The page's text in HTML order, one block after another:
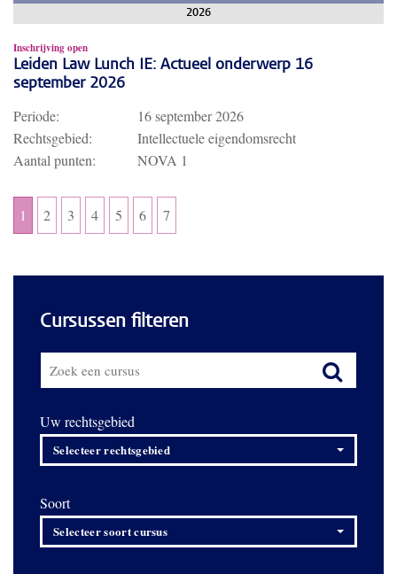
2026
Inschrijving open
Leiden Law Lunch IE: Actueel onderwerp 16
september 2026
Periode:
16 september 2026
Rechtsgebied:
Intellectuele eigendomsrecht
Aantal punten:
NOVA 1
1 2 3 4 5 6 7
Cursussen filteren
Uw rechtsgebied
Selecteer rechtsgebied
Soort
Selecteer soort cursus